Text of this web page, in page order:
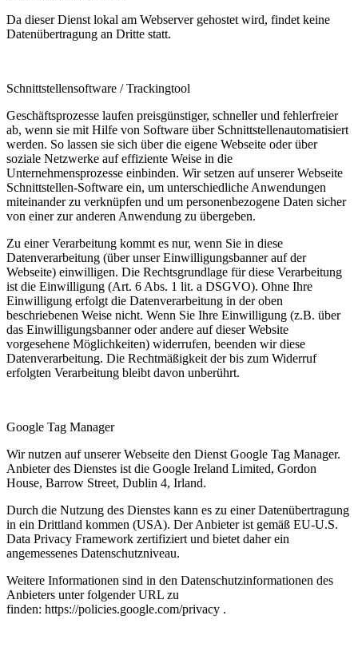
Da dieser Dienst lokal am Webserver gehostet wird, findet keine
Datenübertragung an Dritte statt.
Schnittstellensoftware / Trackingtool
Geschäftsprozesse laufen preisgünstiger, schneller und fehlerfreier
ab, wenn sie mit Hilfe von Software über Schnittstellenautomatisiert
werden. So lassen sie sich über die eigene Webseite oder über
soziale Netzwerke auf effiziente Weise in die
Unternehmensprozesse einbinden. Wir setzen auf unserer Webseite
Schnittstellen-Software ein, um unterschiedliche Anwendungen
miteinander zu verknüpfen und um personenbezogene Daten sicher
von einer zur anderen Anwendung zu übergeben.
Zu einer Verarbeitung kommt es nur, wenn Sie in diese
Datenverarbeitung (über unser Einwilligungsbanner auf der
Webseite) einwilligen. Die Rechtsgrundlage für diese Verarbeitung
ist die Einwilligung (Art. 6 Abs. 1 lit. a DSGVO). Ohne Ihre
Einwilligung erfolgt die Datenverarbeitung in der oben
beschriebenen Weise nicht. Wenn Sie Ihre Einwilligung (z.B. über
das Einwilligungsbanner oder andere auf dieser Website
vorgesehene Möglichkeiten) widerrufen, beenden wir diese
Datenverarbeitung. Die Rechtmäßigkeit der bis zum Widerruf
erfolgten Verarbeitung bleibt davon unberührt.
Google Tag Manager
Wir nutzen auf unserer Webseite den Dienst Google Tag Manager.
Anbieter des Dienstes ist die Google Ireland Limited, Gordon
House, Barrow Street, Dublin 4, Irland.
Durch die Nutzung des Dienstes kann es zu einer Datenübertragung
in ein Drittland kommen (USA). Der Anbieter ist gemäß EU-U.S.
Data Privacy Framework zertifiziert und bietet daher ein
angemessenes Datenschutzniveau.
Weitere Informationen sind in den Datenschutzinformationen des
Anbieters unter folgender URL zu
finden: https://policies.google.com/privacy .